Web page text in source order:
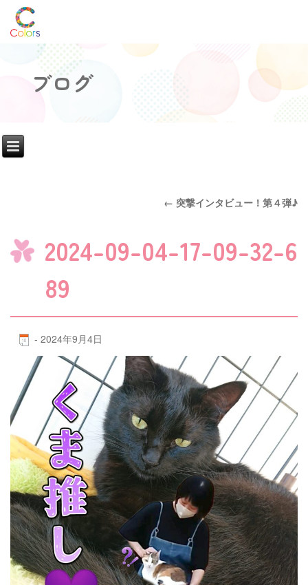
ブログ
← 突撃インタビュー！第４弾♪
2024-09-04-17-09-32-6
89
- 2024年9月4日